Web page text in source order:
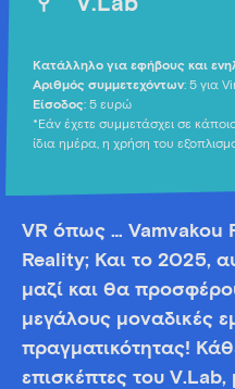
V.Lab
Κατάλληλο για εφήβους και
Αριθμός συμμετεχόντων: 5 για
Είσοδος: 5 ευρώ
*Εάν έχετε συμμετάσχει σε
ίδια ημέρα, η χρήση του
VR όπως … Vamvakou
Reality; Και το 2025,
μαζί και θα
μεγάλους μοναδικές
πραγματικότητας!
επισκέπτες του